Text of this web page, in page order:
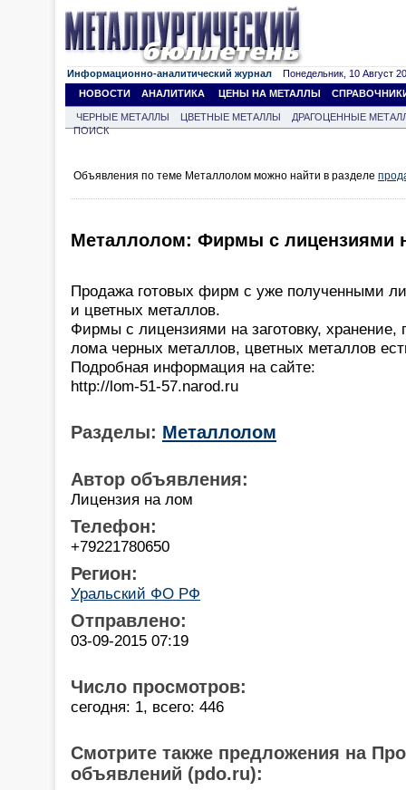
Информационно-аналитический журнал Понедельник, 10 Август
НОВОСТИ
АНАЛИТИКА ЦЕНЫ НА МЕТАЛЛЫ
ЧЕРНЫЕ МЕТАЛЛЫ ЦВЕТНЫЕ МЕТАЛЛЫ
ДРАГОЦЕННЫЕ
ПОИСК
Объявления по теме Металлолом можно найти в разделе
Металлолом: Фирмы с лицензиями
Продажа готовых фирм с уже полученными
и цветных металлов.
Фирмы с лицензиями на заготовку, хранение,
лома черных металлов, цветных металлов
Подробная информация на сайте:
http://lom-51-57.narod.ru
Разделы: Металлолом
Автор объявления:
Лицензия на лом
Телефон:
+79221780650
Регион:
Уральский ФО РФ
Отправлено:
03-09-2015 07:19
Число просмотров:
сегодня: 1, всего: 446
Смотрите также предложения на
объявлений (pdo.ru):